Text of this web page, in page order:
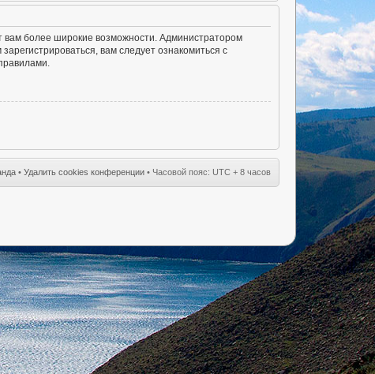
вам более широкие возможности. Администратором
вам следует ознакомиться с
• Удалить cookies конференции • Часовой пояс: UTC + 8 часов